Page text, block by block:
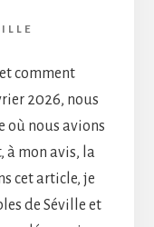
comment
2026, nous
où nous avions
à mon avis, la
cet article, je
de Séville et